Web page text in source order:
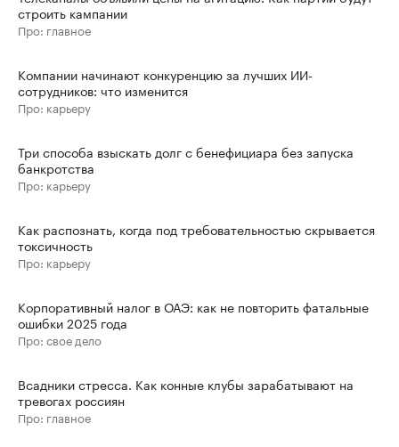
строить кампании
Про: главное
Компании начинают конкуренцию за лучших ИИ-
сотрудников: что изменится
Про: карьеру
Три способа взыскать долг с бенефициара без запуска
банкротства
Про: карьеру
Как распознать, когда под требовательностью скрывается
токсичность
Про: карьеру
Корпоративный налог в ОАЭ: как не повторить фатальные
ошибки 2025 года
Про: свое дело
Всадники стресса. Как конные клубы зарабатывают на
тревогах россиян
Про: главное